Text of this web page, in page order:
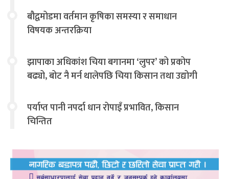
बौद्वमोडमा वर्तमान कृषिका समस्या र समाधान
विषयक अन्तरक्रिया
झापाका अधिकांश चिया बगानमा ‘लुपर’ को प्रकोप
बढ्यो, बोट नै मर्न थालेपछि चिया किसान तथा उद्योगी
पर्याप्त पानी नपर्दा धान रोपाइँ प्रभावित, किसान
चिन्तित